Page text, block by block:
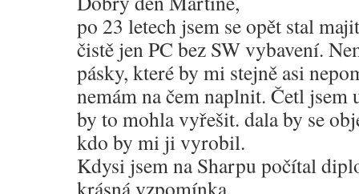
po 23 letech jsem se opět stal
čistě jen PC bez SW vybavení.
pásky, které by mi stejně asi
nemám na čem naplnit. Četl
by to mohla vyřešit. dala by se
kdo by mi ji vyrobil.
Kdysi jsem na Sharpu počítal
krásná vzpomínka.